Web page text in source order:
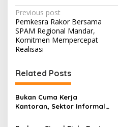
P
o
s
t
n
a
v
i
Previous post
Pemkesra Rakor Bersama
SPAM Regional Mandar,
Komitmen Mempercepat
Realisasi
Related Posts
Bukan Cuma Kerja
Kantoran, Sektor Informal
Kerja Sulawesi Barat